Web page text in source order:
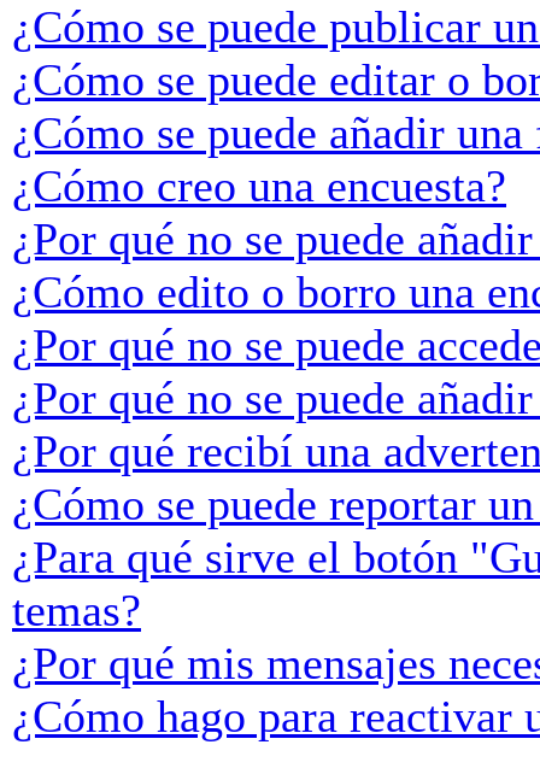
¿Cómo se puede publicar
¿Cómo se puede editar o
¿Cómo se puede añadir
¿Cómo creo una encuesta?
¿Por qué no se puede
¿Cómo edito o borro una
¿Por qué no se puede
¿Por qué no se puede
¿Por qué recibí una
¿Cómo se puede reportar
¿Para qué sirve el botón
temas?
¿Por qué mis mensajes
¿Cómo hago para reactivar